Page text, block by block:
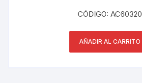
S/ 750.00.
CÓDIGO: AC60320
AÑADIR AL CARRITO